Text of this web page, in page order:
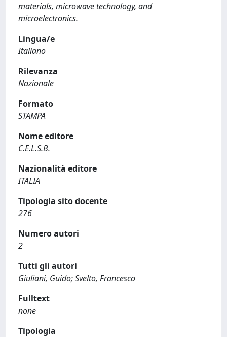
materials, microwave technology, and
microelectronics.
Lingua/e
Italiano
Rilevanza
Nazionale
Formato
STAMPA
Nome editore
C.E.L.S.B.
Nazionalità editore
ITALIA
Tipologia sito docente
276
Numero autori
2
Tutti gli autori
Giuliani, Guido; Svelto, Francesco
Fulltext
none
Tipologia